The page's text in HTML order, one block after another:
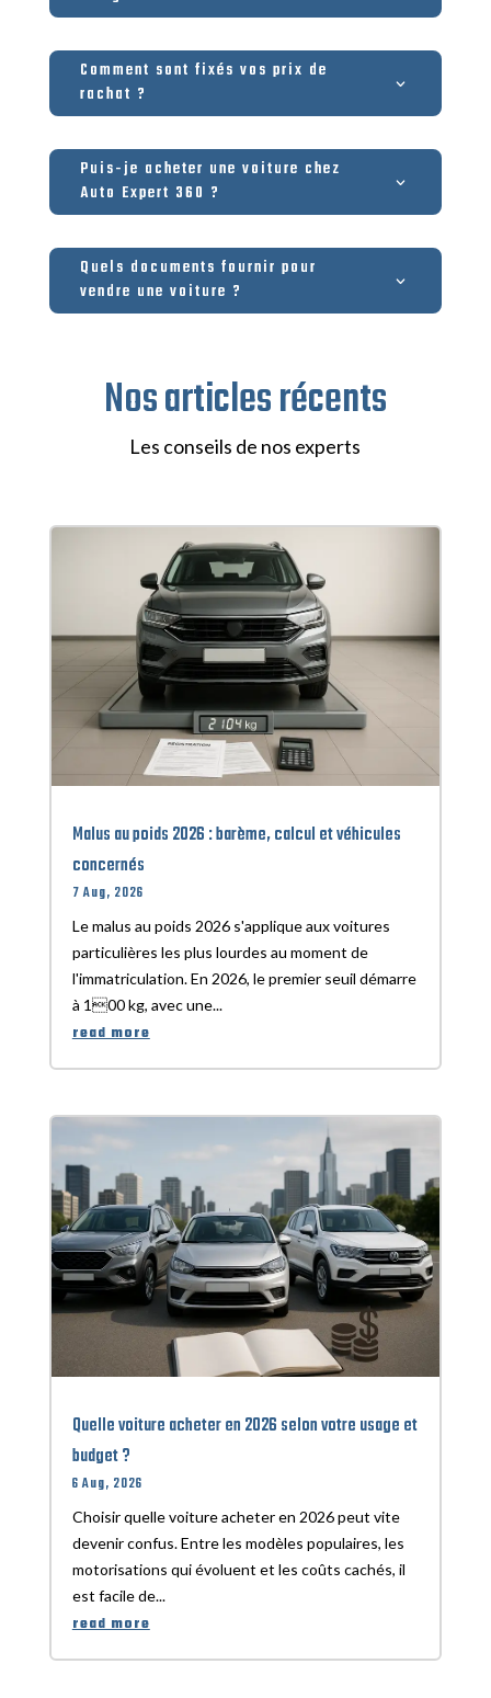
Comment sont fixés vos prix de
rachat ?
Puis-je acheter une voiture chez
Auto Expert 360 ?
Quels documents fournir pour
vendre une voiture ?
Nos articles récents
Les conseils de nos experts
Malus au poids 2026 : barème, calcul et véhicules
concernés
7 Aug, 2026
Le malus au poids 2026 s'applique aux voitures
particulières les plus lourdes au moment de
l'immatriculation. En 2026, le premier seuil démarre
à 100 kg, avec une...
read more
Quelle voiture acheter en 2026 selon votre usage et
budget ?
6 Aug, 2026
Choisir quelle voiture acheter en 2026 peut vite
devenir confus. Entre les modèles populaires, les
motorisations qui évoluent et les coûts cachés, il
est facile de...
read more